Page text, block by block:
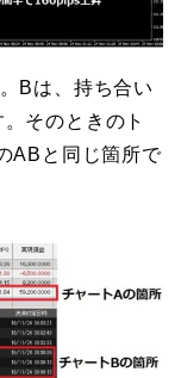
Bは、持ち合い
そのときのト
ABと同じ箇所で